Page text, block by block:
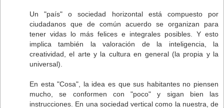
Un "país" o sociedad horizontal está compuesto por
ciudadanos que de común acuerdo se organizan para
tener vidas lo más felices e integrales posibles. Y esto
implica también la valoración de la inteligencia, la
creatividad, el arte y la cultura en general (la propia y la
universal).
En esta "Cosa", la idea es que sus habitantes no piensen
mucho, se conformen con "poco" y sigan bien las
instrucciones. En una sociedad vertical como la nuestra, de